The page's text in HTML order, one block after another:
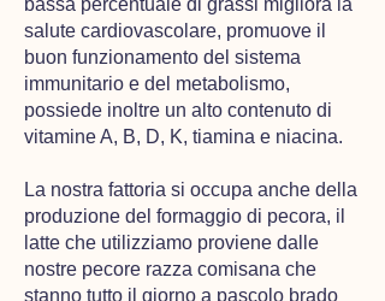
bassa​​​ percentuale di grassi migliora la
salute cardiovascolare, promuove il
buon funzionamento del sistema
immunitario​ e del metabolismo​,​
possiede inoltre un alto contenuto di
vitamine A, B, D, K, tiamina e niacina.​
La nostra fattoria si occupa anche della
produzione del formaggio di pecora​, il
latte che utilizziamo proviene dalle
nostre pecore razza comisana che
stanno tutto il giorno a pascolo brado